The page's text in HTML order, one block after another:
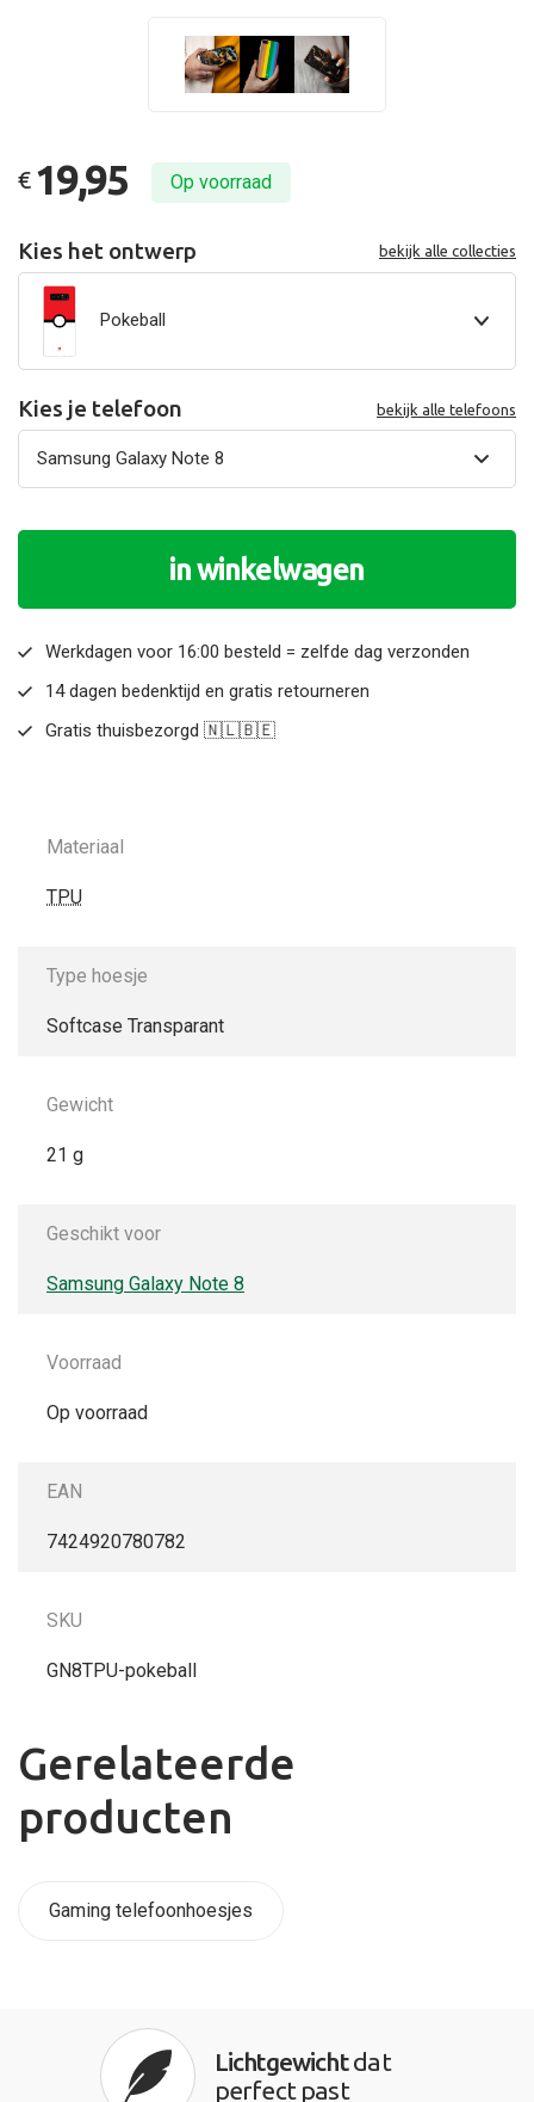
€ 19,95 Op voorraad
Kies het ontwerp bekijk alle collecties
Pokeball
Kies je telefoon bekijk alle telefoons
in winkelwagen
Werkdagen voor 16:00 besteld = zelfde dag verzonden
14 dagen bedenktijd en gratis retourneren
Gratis thuisbezorgd 🇳🇱🇧🇪
Materiaal
TPU
Type hoesje
Softcase Transparant
Gewicht
21 g
Geschikt voor
Samsung Galaxy Note 8
Voorraad
Op voorraad
EAN
7424920780782
SKU
GN8TPU-pokeball
Gerelateerde
producten
Gaming telefoonhoesjes
Lichtgewichtdat
perfect past